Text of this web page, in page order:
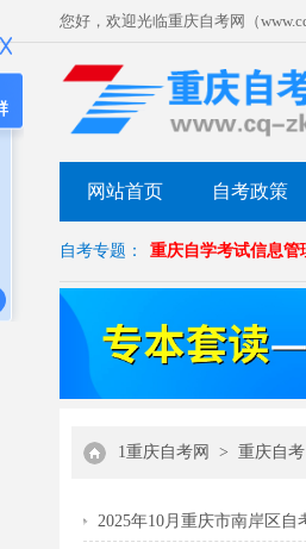
您好，欢迎光临重庆自考网（
网站首页 自考政策
自考专题： 重庆自学考试信息管
1重庆自考网 > 重庆自考
2025年10月重庆市南岸区